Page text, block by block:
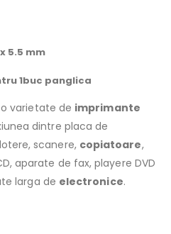
5.5 mm
1buc panglica
varietate de imprimante
dintre placa de
scanere, copiatoare,
aparate de fax, playere DVD
larga de electronice.